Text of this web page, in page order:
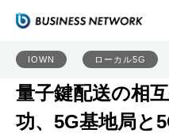
IOWN ローカル5G
量子鍵配送の相
功、5G基地局と